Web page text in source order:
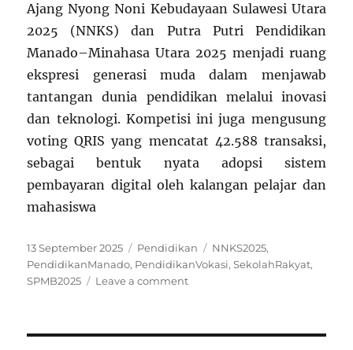
Ajang Nyong Noni Kebudayaan Sulawesi Utara
2025 (NNKS) dan Putra Putri Pendidikan
Manado–Minahasa Utara 2025 menjadi ruang
ekspresi generasi muda dalam menjawab
tantangan dunia pendidikan melalui inovasi
dan teknologi. Kompetisi ini juga mengusung
voting QRIS yang mencatat 42.588 transaksi,
sebagai bentuk nyata adopsi sistem
pembayaran digital oleh kalangan pelajar dan
mahasiswa
Posted
on
13 September 2025 Categories
Pendidikan Tags
NNKS2025,
PendidikanManado, PendidikanVokasi,SekolahRakyat,
SPMB2025
Leave a commenton